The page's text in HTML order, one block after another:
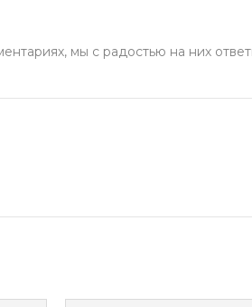
мы с радостью на них